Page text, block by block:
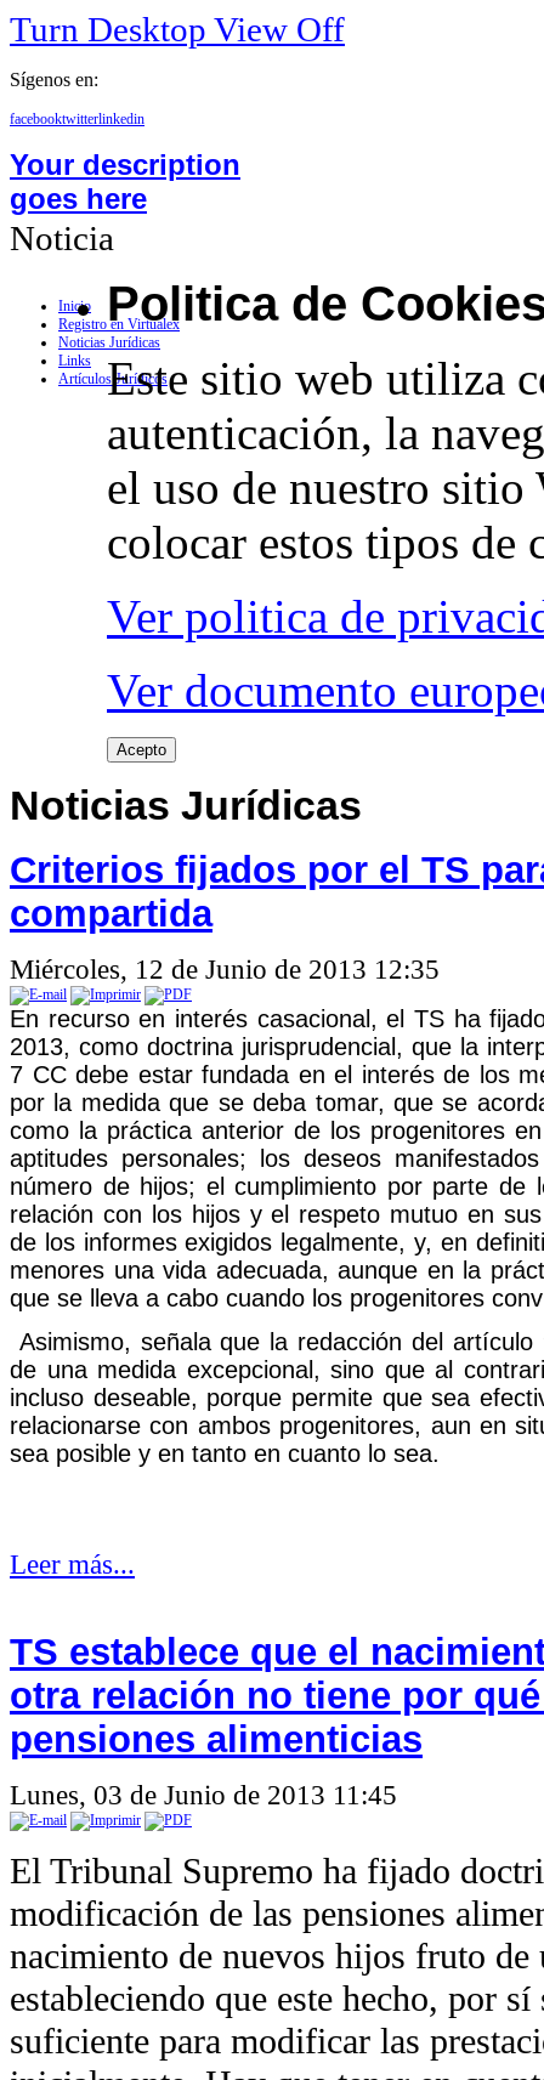
Turn Desktop View Off
Sígenos en:
facebooktwitterlinkedin
Your description
goes here
Inicio
Registro en Virtualex
Noticias Jurídicas
Links
Artículos Jurídicos
Noticia
Politica de
Este sitio web utiliza
autenticación, la
el uso de nuestro sitio
colocar estos tipos de
Ver politica de
Ver documento
Acepto
Noticias Jurídicas
Criterios fijados por el TS
compartida
Miércoles, 12 de Junio de 2013 12:35
En recurso en interés casacional, el TS ha
2013, como doctrina jurisprudencial, que la
7 CC debe estar fundada en el interés de los
por la medida que se deba tomar, que se
como la práctica anterior de los progenitores
aptitudes personales; los deseos
número de hijos; el cumplimiento por parte de
relación con los hijos y el respeto mutuo en
de los informes exigidos legalmente, y, en
menores una vida adecuada, aunque en la
que se lleva a cabo cuando los progenitores
Asimismo, señala que la redacción del
de una medida excepcional, sino que al
incluso deseable, porque permite que sea
relacionarse con ambos progenitores, aun en
sea posible y en tanto en cuanto lo sea.
Leer más...
TS establece que el
otra relación no tiene por
pensiones alimenticias
Lunes, 03 de Junio de 2013 11:45
El Tribunal Supremo ha fijado
modificación de las pensiones
nacimiento de nuevos hijos fruto de
estableciendo que este hecho, por sí
suficiente para modificar las